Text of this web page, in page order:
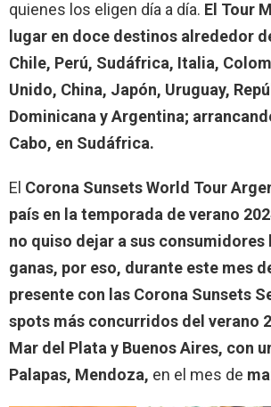
quienes los eligen día a día. El Tour
lugar en doce destinos alrededor
Chile, Perú, Sudáfrica, Italia,
Unido, China, Japón, Uruguay,
Dominicana y Argentina;
Cabo, en Sudáfrica.
El Corona Sunsets World Tour
país en la temporada de verano
no quiso dejar a sus consumidores
ganas, por eso, durante este mes
presente con las Corona Sunsets
spots más concurridos del verano
Mar del Plata y Buenos Aires, con
Palapas, Mendoza, en el mes de